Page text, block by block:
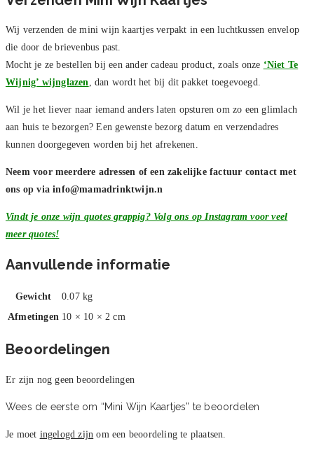
Wij verzenden de mini wijn kaartjes verpakt in een luchtkussen envelop
die door de brievenbus past.
Mocht je ze bestellen bij een ander cadeau product, zoals onze ‘Niet Te
Wijnig’ wijnglazen, dan wordt het bij dit pakket toegevoegd.
Wil je het liever naar iemand anders laten opsturen om zo een glimlach
aan huis te bezorgen? Een gewenste bezorg datum en verzendadres
kunnen doorgegeven worden bij het afrekenen.
Neem voor meerdere adressen of een zakelijke factuur contact met
ons op viainfo@mamadrinktwijn.n
Vindt je onze wijn quotes grappig? Volg ons op Instagram voor veel
meer quotes!
Aanvullende informatie
Gewicht
0.07 kg
Afmetingen 10 × 10 × 2 cm
Beoordelingen
Er zijn nog geen beoordelingen
Wees de eerste om “Mini Wijn Kaartjes” te beoordelen
Je moet ingelogd zijn om een beoordeling te plaatsen.